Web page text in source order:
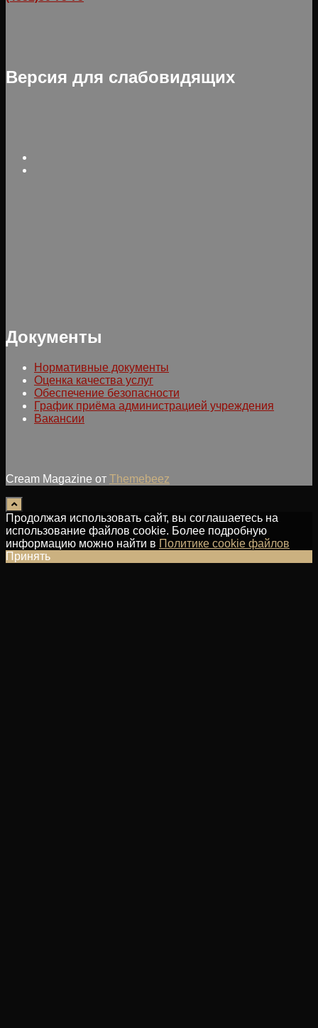
Версия для слабовидящих
Документы
Нормативные документы
Оценка качества услуг
Обеспечение безопасности
График приёма администрацией учреждения
Вакансии
Cream Magazine от Themebeez
Продолжая использовать сайт, вы соглашаетесь на
использование файлов cookie. Более подробную
информацию можно найти в Политике cookie файлов
Принять